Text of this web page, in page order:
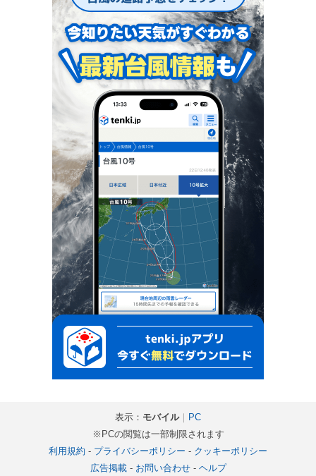
表示： モバイル｜ PC
※PCの閲覧は一部制限されます
利用規約 - プライバシーポリシー - クッキーポリシー
広告掲載- お問い合わせ- ヘルプ